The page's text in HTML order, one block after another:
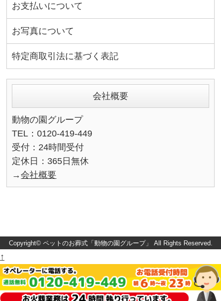
お支払いについて
お写真について
特定商取引法に基づく表記
会社概要
動物の園グループ
TEL：0120-419-449
受付：24時間受付
定休日：365日無休
→会社概要
Copyright© ペットのお葬式「動物の園グループ」 All Rights Reserved.
↑